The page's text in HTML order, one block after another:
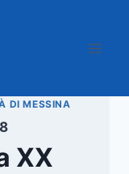
DI MESSINA
XX